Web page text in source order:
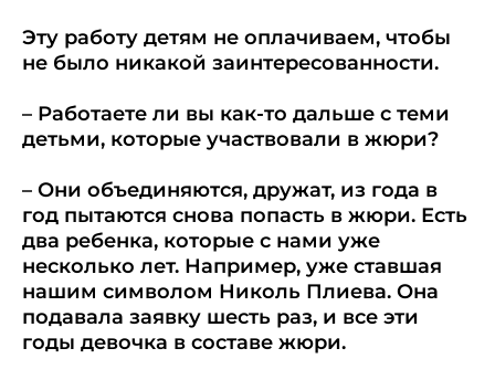
Эту работу детям не оплачиваем, чтобы
не было никакой заинтересованности.
– Работаете ли вы как-то дальше с теми
детьми, которые участвовали в жюри?
– Они объединяются, дружат, из года в
год пытаются снова попасть в жюри. Есть
два ребенка, которые с нами уже
несколько лет. Например, уже ставшая
нашим символом Николь Плиева. Она
подавала заявку шесть раз, и все эти
годы девочка в составе жюри.